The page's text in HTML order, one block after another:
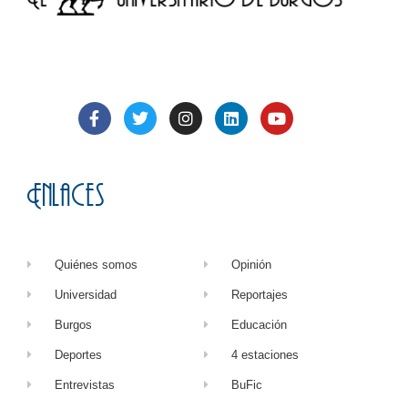
Enlaces
Quiénes somos
Universidad
Burgos
Deportes
Entrevistas
Opinión
Reportajes
Educación
4 estaciones
BuFic